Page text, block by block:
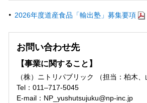
2026年度道産食品「輸出塾」募集要項
お問い合わせ先
【事業に関すること】
（株）ニトリパブリック （担当：柏木、
Tel：011–717-5045
E-mail：NP_yushutsujuku@np-inc.jp